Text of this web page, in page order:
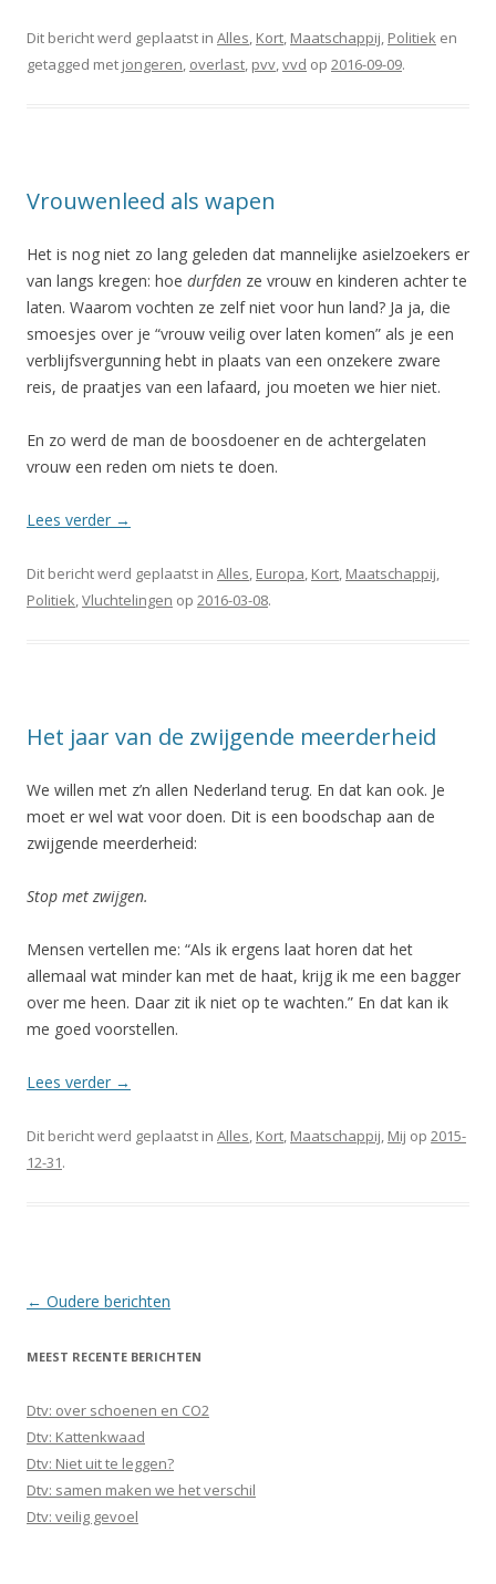
Dit bericht werd geplaatst in Alles, Kort, Maatschappij, Politiek en
getagged met jongeren, overlast, pvv,vvd op 2016-09-09.
Vrouwenleed als wapen
Het is nog niet zo lang geleden dat mannelijke asielzoekers er
van langs kregen: hoe durfden ze vrouw en kinderen achter te
laten. Waarom vochten ze zelf niet voor hun land? Ja ja, die
smoesjes over je “vrouw veilig over laten komen” als je een
verblijfsvergunning hebt in plaats van een onzekere zware
reis, de praatjes van een lafaard, jou moeten we hier niet.
En zo werd de man de boosdoener en de achtergelaten
vrouw een reden om niets te doen.
Lees verder →
Dit bericht werd geplaatst in Alles, Europa, Kort, Maatschappij,
Politiek,Vluchtelingen op 2016-03-08.
Het jaar van de zwijgende meerderheid
We willen met z’n allen Nederland terug. En dat kan ook. Je
moet er wel wat voor doen. Dit is een boodschap aan de
zwijgende meerderheid:
Stop met zwijgen.
Mensen vertellen me: “Als ik ergens laat horen dat het
allemaal wat minder kan met de haat, krijg ik me een bagger
over me heen. Daar zit ik niet op te wachten.” En dat kan ik
me goed voorstellen.
Lees verder →
Dit bericht werd geplaatst in Alles, Kort, Maatschappij, Mij op 2015-
12-31.
Berichtnavigatie
← Oudere berichten
MEEST RECENTE BERICHTEN
Dtv: over schoenen en CO2
Dtv: Kattenkwaad
Dtv: Niet uit te leggen?
Dtv: samen maken we het verschil
Dtv: veilig gevoel